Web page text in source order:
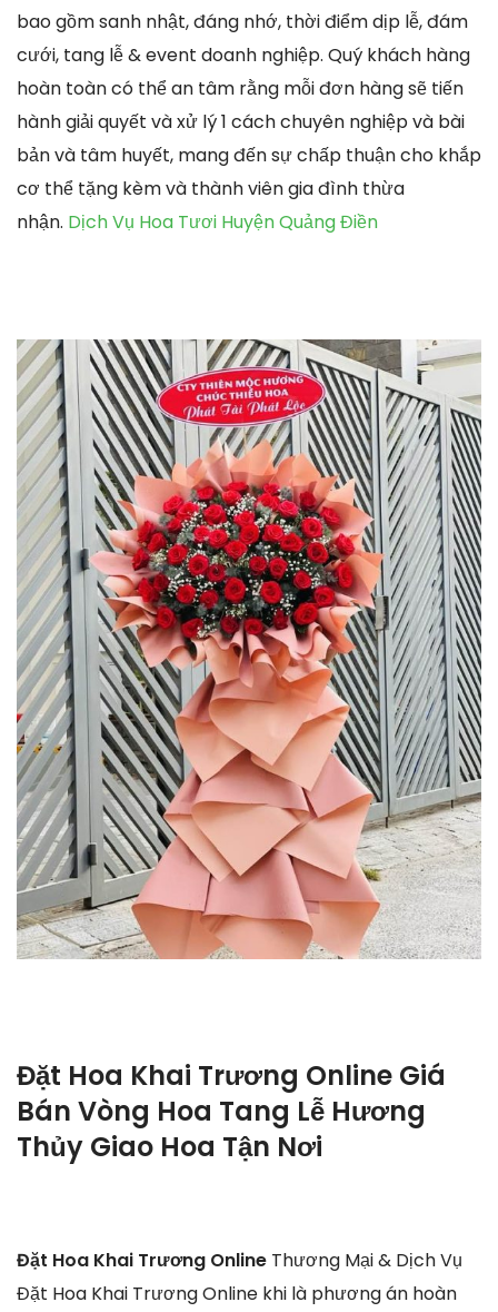
bao gồm sanh nhật, đáng nhớ, thời điểm dịp lễ, đám
cưới, tang lễ & event doanh nghiệp. Quý khách hàng
hoàn toàn có thể an tâm rằng mỗi đơn hàng sẽ tiến
hành giải quyết và xử lý 1 cách chuyên nghiệp và bài
bản và tâm huyết, mang đến sự chấp thuận cho khắp
cơ thể tặng kèm và thành viên gia đình thừa
nhận. Dịch Vụ Hoa Tươi Huyện Quảng Điền
Đặt Hoa Khai Trương Online Giá
Bán Vòng Hoa Tang Lễ Hương
Thủy Giao Hoa Tận Nơi
Đặt Hoa Khai Trương Online Thương Mại & Dịch Vụ
Đặt Hoa Khai Trương Online khi là phương án hoàn